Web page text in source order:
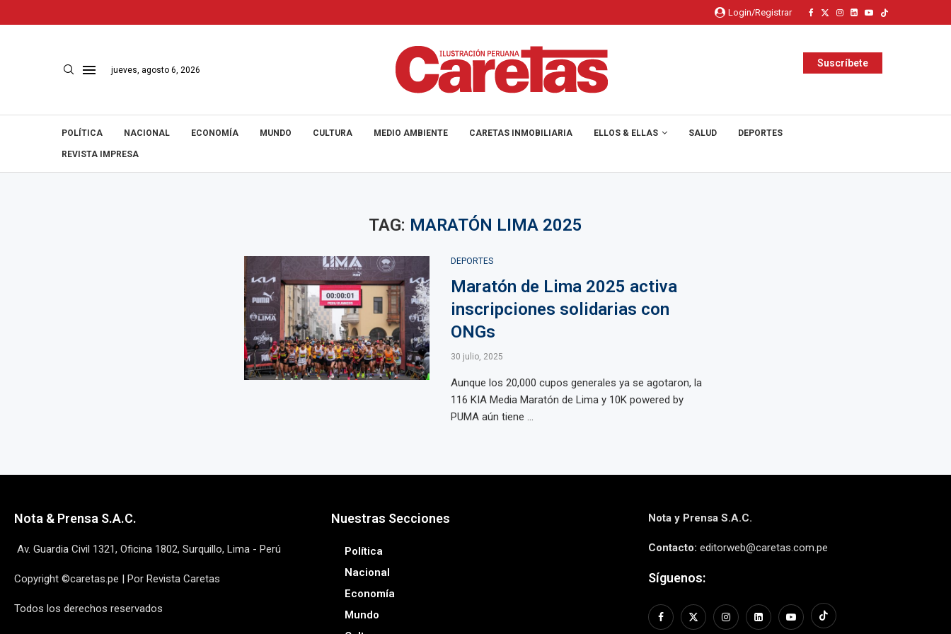
Login/Registrar
jueves, agosto 6, 2026
Suscríbete
POLÍTICA NACIONAL ECONOMÍA MUNDO CULTURA MEDIO AMBIENTE CARETAS INMOBILIARIA ELLOS & ELLAS SALUD DEPORTES
REVISTA IMPRESA
TAG: MARATÓN LIMA 2025
DEPORTES
Maratón de Lima 2025 activa
inscripciones solidarias con
ONGs
30 julio, 2025
Aunque los 20,000 cupos generales ya se agotaron, la
116 KIA Media Maratón de Lima y 10K powered by
PUMA aún tiene ...
Nota & Prensa S.A.C.
Av. Guardia Civil 1321, Oficina 1802, Surquillo, Lima - Perú
Copyright ©caretas.pe | Por Revista Caretas
Todos los derechos reservados
Nuestras Secciones
Política
Nacional
Economía
Mundo
Nota y Prensa S.A.C.
Contacto: editorweb@caretas.com.pe
Síguenos: